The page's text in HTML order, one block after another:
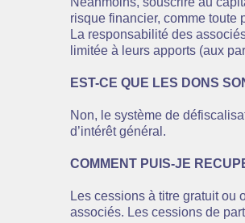
risque financier, comme toute
La responsabilité des
limitée à leurs apports (aux
EST-CE QUE LES DONS
Non, le système de
d’intérêt général.
COMMENT PUIS-JE
Les cessions à titre gratuit ou
associés. Les cessions de